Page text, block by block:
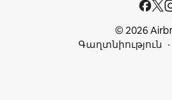
© 2026
Գաղտնիություն